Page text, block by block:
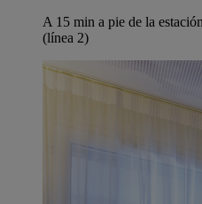
A 15 min a pie de la
(línea 2)